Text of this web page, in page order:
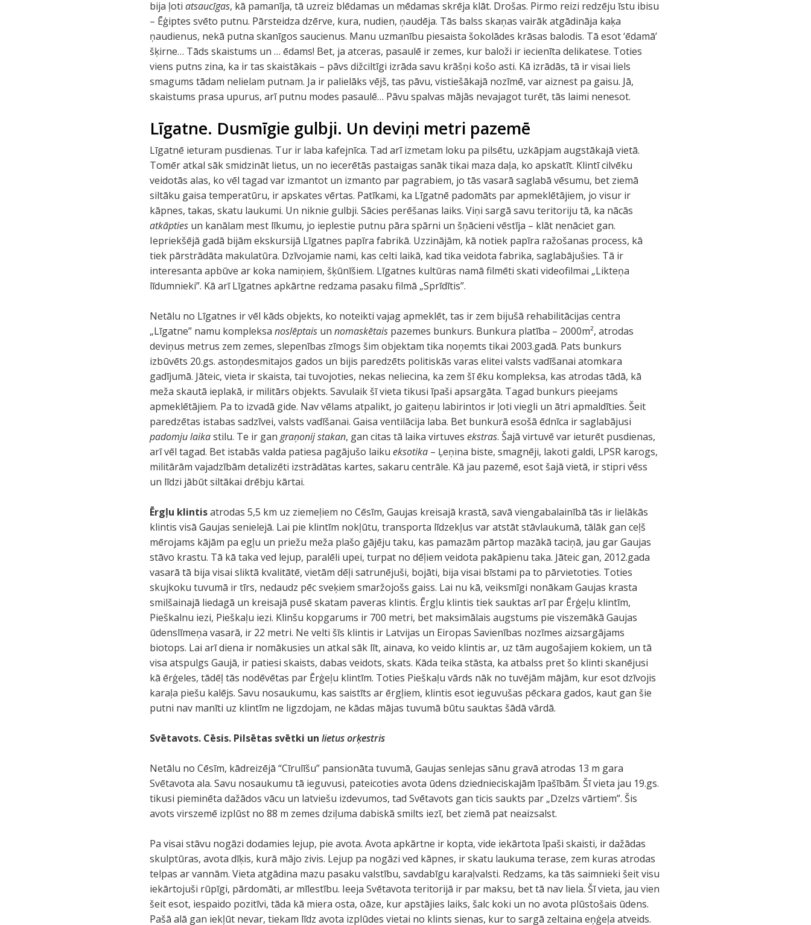
bija ļotiatsaucīgas, kā pamanīja, tā uzreiz blēdamas un mēdamas skrēja klāt. Drošas. Pirmo reizi redzēju īstu ibisu
– Ēģiptes svēto putnu. Pārsteidza dzērve, kura, nudien, ņaudēja. Tās balss skaņas vairāk atgādināja kaķa
ņaudienus, nekā putna skanīgos saucienus. Manu uzmanību piesaista šokolādes krāsas balodis. Tā esot ‘ēdamā’
šķirne… Tāds skaistums un … ēdams! Bet, ja atceras, pasaulē ir zemes, kur baloži ir iecienīta delikatese. Toties
viens putns zina, ka ir tas skaistākais – pāvs dižciltīgi izrāda savu krāšņi košo asti. Kā izrādās, tā ir visai liels
smagums tādam nelielam putnam. Ja ir palielāks vējš, tas pāvu, vistiešākajā nozīmē, var aiznest pa gaisu. Jā,
skaistums prasa upurus, arī putnu modes pasaulē… Pāvu spalvas mājās nevajagot turēt, tās laimi nenesot.
Līgatne. Dusmīgie gulbji. Un deviņi metri pazemē
Līgatnē ieturam pusdienas. Tur ir laba kafejnīca. Tad arī izmetam loku pa pilsētu, uzkāpjam augstākajā vietā.
Tomēr atkal sāk smidzināt lietus, un no iecerētās pastaigas sanāk tikai maza daļa, ko apskatīt. Klintī cilvēku
veidotās alas, ko vēl tagad var izmantot un izmanto par pagrabiem, jo tās vasarā saglabā vēsumu, bet ziemā
siltāku gaisa temperatūru, ir apskates vērtas. Patīkami, ka Līgatnē padomāts par apmeklētājiem, jo visur ir
kāpnes, takas, skatu laukumi. Un niknie gulbji. Sācies perēšanas laiks. Viņi sargā savu teritoriju tā, ka nācās
atkāpties un kanālam mest līkumu, jo ieplestie putnu pāra spārni un šņācieni vēstīja – klāt nenāciet gan.
Iepriekšējā gadā bijām ekskursijā Līgatnes papīra fabrikā. Uzzinājām, kā notiek papīra ražošanas process, kā
tiek pārstrādāta makulatūra. Dzīvojamie nami, kas celti laikā, kad tika veidota fabrika, saglabājušies. Tā ir
interesanta apbūve ar koka namiņiem, šķūnīšiem. Līgatnes kultūras namā filmēti skati videofilmai „Likteņa
līdumnieki”. Kā arī Līgatnes apkārtne redzama pasaku filmā „Sprīdītis”.
Netālu no Līgatnes ir vēl kāds objekts, ko noteikti vajag apmeklēt, tas ir zem bijušā rehabilitācijas centra
„Līgatne” namu kompleksanoslēptais unnomaskētais pazemes bunkurs. Bunkura platība – 2000m², atrodas
deviņus metrus zem zemes, slepenības zīmogs šim objektam tika noņemts tikai 2003.gadā. Pats bunkurs
izbūvēts 20.gs. astoņdesmitajos gados un bijis paredzēts politiskās varas elitei valsts vadīšanai atomkara
gadījumā. Jāteic, vieta ir skaista, tai tuvojoties, nekas neliecina, ka zem šī ēku kompleksa, kas atrodas tādā, kā
meža skautā ieplakā, ir militārs objekts. Savulaik šī vieta tikusi īpaši apsargāta. Tagad bunkurs pieejams
apmeklētājiem. Pa to izvadā gide. Nav vēlams atpalikt, jo gaiteņu labirintos ir ļoti viegli un ātri apmaldīties. Šeit
paredzētas istabas sadzīvei, valsts vadīšanai. Gaisa ventilācija laba. Bet bunkurā esošā ēdnīca ir saglabājusi
padomju laikastilu. Te ir gangraņonij stakan, gan citas tā laika virtuvesekstras. Šajā virtuvē var ieturēt pusdienas,
arī vēl tagad. Bet istabās valda patiesa pagājušo laikueksotika – Ļeņina biste, smagnēji, lakoti galdi, LPSR karogs,
militārām vajadzībām detalizēti izstrādātas kartes, sakaru centrāle. Kā jau pazemē, esot šajā vietā, ir stipri vēss
un līdzi jābūt siltākai drēbju kārtai.
Ērgļu klintisatrodas 5,5 km uz ziemeļiem no Cēsīm, Gaujas kreisajā krastā, savā viengabalainībā tās ir lielākās
klintis visā Gaujas senielejā. Lai pie klintīm nokļūtu, transporta līdzekļus var atstāt stāvlaukumā, tālāk gan ceļš
mērojams kājām pa egļu un priežu meža plašo gājēju taku, kas pamazām pārtop mazākā taciņā, jau gar Gaujas
stāvo krastu. Tā kā taka ved lejup, paralēli upei, turpat no dēļiem veidota pakāpienu taka. Jāteic gan, 2012.gada
vasarā tā bija visai sliktā kvalitātē, vietām dēļi satrunējuši, bojāti, bija visai bīstami pa to pārvietoties. Toties
skujkoku tuvumā ir tīrs, nedaudz pēc sveķiem smaržojošs gaiss. Lai nu kā, veiksmīgi nonākam Gaujas krasta
smilšainajā liedagā un kreisajā pusē skatam paveras klintis. Ērgļu klintis tiek sauktas arī par Ērģeļu klintīm,
Pieškalnu iezi, Pieškaļu iezi. Klinšu kopgarums ir 700 metri, bet maksimālais augstums pie viszemākā Gaujas
ūdenslīmeņa vasarā, ir 22 metri. Ne velti šīs klintis ir Latvijas un Eiropas Savienības nozīmes aizsargājams
biotops. Lai arī diena ir nomākusies un atkal sāk līt, ainava, ko veido klintis ar, uz tām augošajiem kokiem, un tā
visa atspulgs Gaujā, ir patiesi skaists, dabas veidots, skats. Kāda teika stāsta, ka atbalss pret šo klinti skanējusi
kā ērģeles, tādēļ tās nodēvētas par Ērģeļu klintīm. Toties Pieškaļu vārds nāk no tuvējām mājām, kur esot dzīvojis
karaļa piešu kalējs. Savu nosaukumu, kas saistīts ar ērgļiem, klintis esot ieguvušas pēckara gados, kaut gan šie
putni nav manīti uz klintīm ne ligzdojam, ne kādas mājas tuvumā būtu sauktas šādā vārdā.
Svētavots. Cēsis. Pilsētas svētki unlietus orķestris
Netālu no Cēsīm, kādreizējā “Cīrulīšu” pansionāta tuvumā, Gaujas senlejas sānu gravā atrodas 13 m gara
Svētavota ala. Savu nosaukumu tā ieguvusi, pateicoties avota ūdens dziednieciskajām īpašībām. Šī vieta jau 19.gs.
tikusi pieminēta dažādos vācu un latviešu izdevumos, tad Svētavots gan ticis saukts par „Dzelzs vārtiem”. Šis
avots virszemē izplūst no 88 m zemes dziļuma dabiskā smilts iezī, bet ziemā pat neaizsalst.
Pa visai stāvu nogāzi dodamies lejup, pie avota. Avota apkārtne ir kopta, vide iekārtota īpaši skaisti, ir dažādas
skulptūras, avota dīķis, kurā mājo zivis. Lejup pa nogāzi ved kāpnes, ir skatu laukuma terase, zem kuras atrodas
telpas ar vannām. Vieta atgādina mazu pasaku valstību, savdabīgu karaļvalsti. Redzams, ka tās saimnieki šeit visu
iekārtojuši rūpīgi, pārdomāti, ar mīlestību. Ieeja Svētavota teritorijā ir par maksu, bet tā nav liela. Šī vieta, jau vien
šeit esot, iespaido pozitīvi, tāda kā miera osta, oāze, kur apstājies laiks, šalc koki un no avota plūstošais ūdens.
Pašā alā gan iekļūt nevar, tiekam līdz avota izplūdes vietai no klints sienas, kur to sargā zeltaina eņģeļa atveids.